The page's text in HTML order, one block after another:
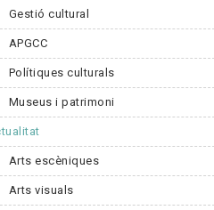
Gestió cultural
APGCC
Polítiques culturals
Museus i patrimoni
Arts escèniques
Arts visuals